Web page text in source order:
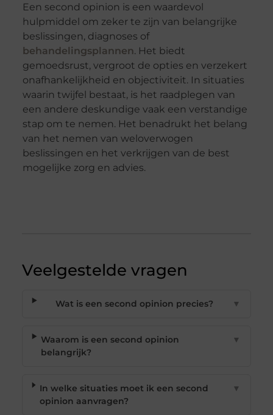
Een second opinion is een waardevol
hulpmiddel om zeker te zijn van belangrijke
beslissingen, diagnoses of
behandelingsplannen. Het biedt
gemoedsrust, vergroot de opties en verzekert
onafhankelijkheid en objectiviteit. In situaties
waarin twijfel bestaat, is het raadplegen van
een andere deskundige vaak een verstandige
stap om te nemen. Het benadrukt het belang
van het nemen van weloverwogen
beslissingen en het verkrijgen van de best
mogelijke zorg en advies.
Veelgestelde vragen
Wat is een second opinion precies? ▼
Waarom is een second opinion
belangrijk?
▼
In welke situaties moet ik een second
opinion aanvragen?
▼